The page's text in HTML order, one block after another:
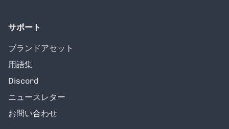
サポート
ブランドアセット
用語集
Discord
ニュースレター
お問い合わせ